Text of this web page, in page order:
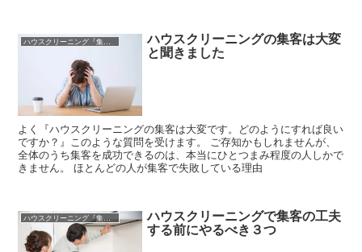
ハウスクリーニング『集客』（利益100万円/月） ハウスクリーニングの集客は大変
と聞きました
よく『ハウスクリーニングの集客は大変です。どのようにすれば良い
ですか？』このような質問を受けます。 ご存知かもしれませんが、
全体のうち集客を成功できるのは、本当にひとつまみ程度の人しかで
きません。 ほとんどの人が集客で失敗している理由
ハウスクリーニング『集客』（利益100万円/月） ハウスクリーニングで集客の工夫
する前にやるべき３つ